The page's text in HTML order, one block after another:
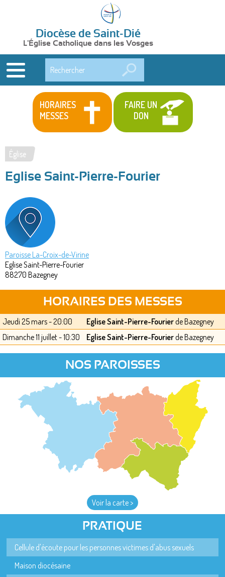
Diocèse de Saint-Dié
L'Église Catholique dans les Vosges
HORAIRES
MESSES
FAIRE UN
DON
Vous
êtes
ici
Église
Eglise Saint-Pierre-Fourier
Paroisse La-Croix-de-Virine
Eglise Saint-Pierre-Fourier
88270 Bazegney
HORAIRES DES MESSES
Jeudi 25 mars - 20:00 Eglise Saint-Pierre-Fourierde Bazegney
Dimanche 11 juillet - 10:30
Eglise Saint-Pierre-Fourierde Bazegney
NOS PAROISSES
Voir la carte >
PRATIQUE
Cellule d'écoute pour les personnes victimes d'abus sexuels
Maison diocésaine